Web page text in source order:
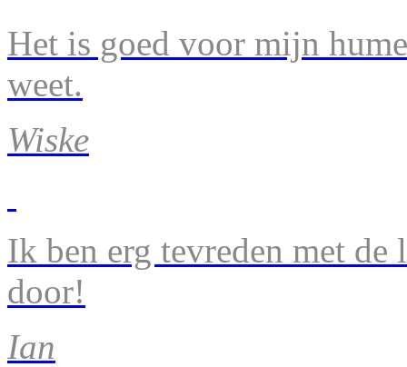
Het is goed voor mijn
weet.
Wiske
Ik ben erg tevreden met de
door!
Ian